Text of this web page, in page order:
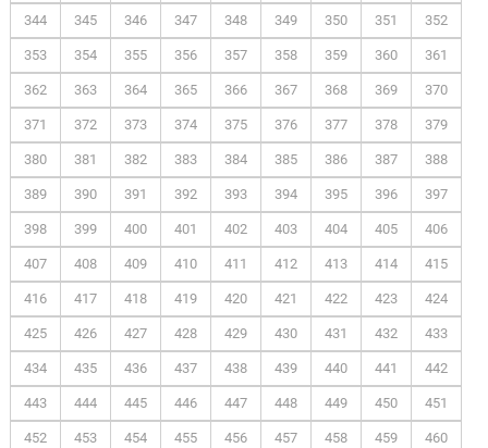
344 345 346 347 348 349 350 351 352
353 354 355 356 357 358 359 360 361
362 363 364 365 366 367 368 369 370
371 372 373 374 375 376 377 378 379
380 381 382 383 384 385 386 387 388
389 390 391 392 393 394 395 396 397
398 399 400 401 402 403 404 405 406
407 408 409 410 411 412 413 414 415
416 417 418 419 420 421 422 423 424
425 426 427 428 429 430 431 432 433
434 435 436 437 438 439 440 441 442
443 444 445 446 447 448 449 450 451
452 453 454 455 456 457 458 459 460